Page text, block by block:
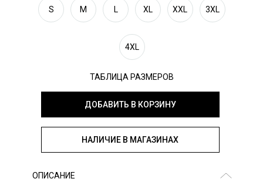
S M L XL XXL 3XL
4XL
ТАБЛИЦА РАЗМЕРОВ
ДОБАВИТЬ В КОРЗИНУ
НАЛИЧИЕ В МАГАЗИНАХ
ОПИСАНИЕ